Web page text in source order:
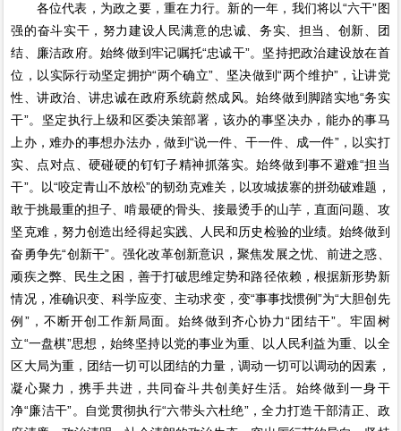
各位代表，为政之要，重在力行。新的一年，我们将以“六干”图
强的奋斗实干，努力建设人民满意的忠诚、务实、担当、创新、团
结、廉洁政府。始终做到牢记嘱托“忠诚干”。坚持把政治建设放在首
位，以实际行动坚定拥护“两个确立”、坚决做到“两个维护”，让讲党
性、讲政治、讲忠诚在政府系统蔚然成风。始终做到脚踏实地“务实
干”。坚定执行上级和区委决策部署，该办的事坚决办，能办的事马
上办，难办的事想办法办，做到“说一件、干一件、成一件”，以实打
实、点对点、硬碰硬的钉钉子精神抓落实。始终做到事不避难“担当
干”。以“咬定青山不放松”的韧劲克难关，以攻城拔寨的拼劲破难题，
敢于挑最重的担子、啃最硬的骨头、接最烫手的山芋，直面问题、攻
坚克难，努力创造出经得起实践、人民和历史检验的业绩。始终做到
奋勇争先“创新干”。强化改革创新意识，聚焦发展之忧、前进之惑、
顽疾之弊、民生之困，善于打破思维定势和路径依赖，根据新形势新
情况，准确识变、科学应变、主动求变，变“事事找惯例”为“大胆创先
例”，不断开创工作新局面。始终做到齐心协力“团结干”。牢固树
立“一盘棋”思想，始终坚持以党的事业为重、以人民利益为重、以全
区大局为重，团结一切可以团结的力量，调动一切可以调动的因素，
凝心聚力，携手共进，共同奋斗共创美好生活。始终做到一身干
净“廉洁干”。自觉贯彻执行“六带头六杜绝”，全力打造干部清正、政